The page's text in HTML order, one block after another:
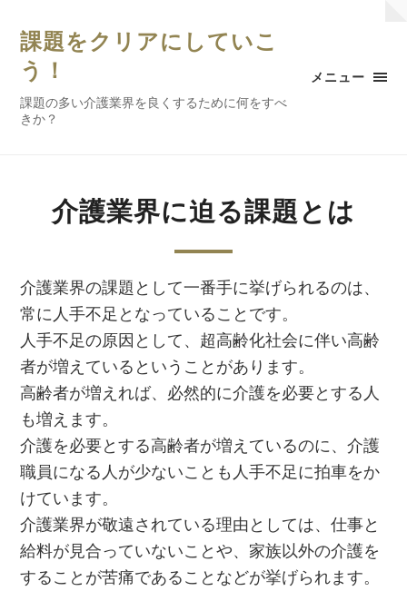
メニュー
課題をクリアにしていこ
う！
課題の多い介護業界を良くするために何をすべ
きか？
介護業界に迫る課題とは
介護業界の課題として一番手に挙げられるのは、
常に人手不足となっていることです。
人手不足の原因として、超高齢化社会に伴い高齢
者が増えているということがあります。
高齢者が増えれば、必然的に介護を必要とする人
も増えます。
介護を必要とする高齢者が増えているのに、介護
職員になる人が少ないことも人手不足に拍車をか
けています。
介護業界が敬遠されている理由としては、仕事と
給料が見合っていないことや、家族以外の介護を
することが苦痛であることなどが挙げられます。